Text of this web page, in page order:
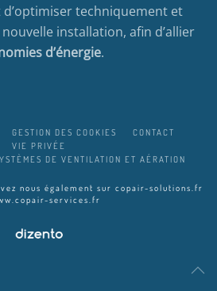
techniquement et
installation, afin d’allier
d’énergie.
GESTION DES COOKIES
CONTACT
VIE PRIVÉE
DE VENTILATION ET AÉRATION
nous également sur copair-solutions.fr
services.fr